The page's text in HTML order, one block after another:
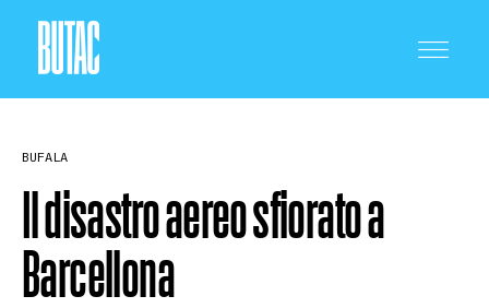
CRONACA E POLITICA
BUFALA
Il disastro aereo sfiorato a
Barcellona